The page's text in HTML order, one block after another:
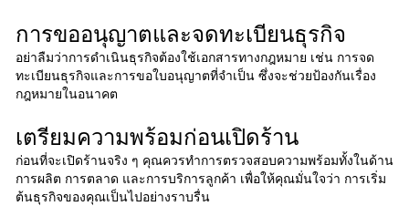
การขออนุญาตและจดทะเบียนธุรกิจ
อย่าลืมว่าการดำเนินธุรกิจต้องใช้เอกสารทางกฎหมาย เช่น การจด
ทะเบียนธุรกิจและการขอใบอนุญาตที่จำเป็น ซึ่งจะช่วยป้องกันเรื่อง
กฎหมายในอนาคต
เตรียมความพร้อมก่อนเปิดร้าน
ก่อนที่จะเปิดร้านจริง ๆ คุณควรทำการตรวจสอบความพร้อมทั้งในด้าน
การผลิต การตลาด และการบริการลูกค้า เพื่อให้คุณมั่นใจว่า การเริ่ม
ต้นธุรกิจของคุณเป็นไปอย่างราบรื่น